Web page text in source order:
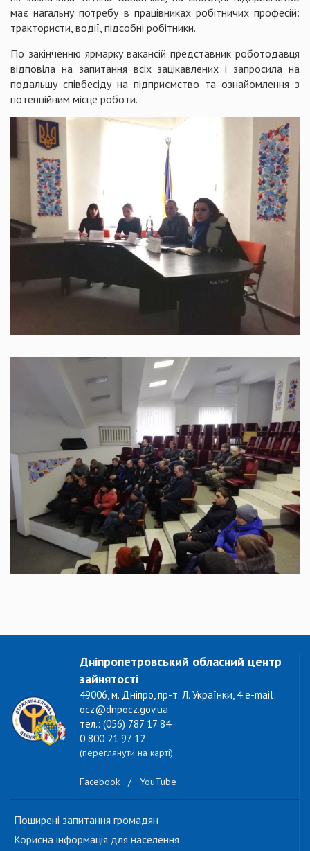
має нагальну потребу в працівниках робітничих професій:
трактористи, водії, підсобні робітники.
По закінченню ярмарку вакансій представник роботодавця
відповіла на запитання всіх зацікавлених і запросила на
подальшу співбесіду на підприємство та ознайомлення з
потенційним місце роботи.
Дніпропетровський обласний центр
зайнятості
49006, м. Дніпро, пр-т. Л. Українки, 4 e-mail:
ocz@dnpocz.gov.ua
тел.: (056) 787 17 84
0 800 21 97 12
(переглянути на карті)
Facebook / YouTube
Поширені запитання громадян
Корисна інформація для населення